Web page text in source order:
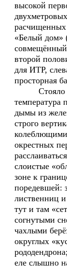
высокой
«Белый дом»
второй
для ИТР,
просторная
Стояло
температура
дымы из
строго
окрестных
слоистые
зоне к
поредевшей:
лиственниц
тут и там
согнутыми
чахлыми
округлых
еле слышно